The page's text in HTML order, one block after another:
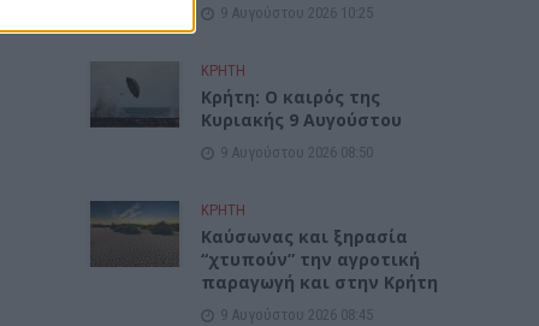
9 Αυγούστου 2026 10:25
ΚΡΗΤΗ
Κρήτη: Ο καιρός της
Κυριακής 9 Αυγούστου
9 Αυγούστου 2026 08:50
ΚΡΗΤΗ
Καύσωνας και ξηρασία
“χτυπούν” την αγροτική
παραγωγή και στην Κρήτη
9 Αυγούστου 2026 08:45